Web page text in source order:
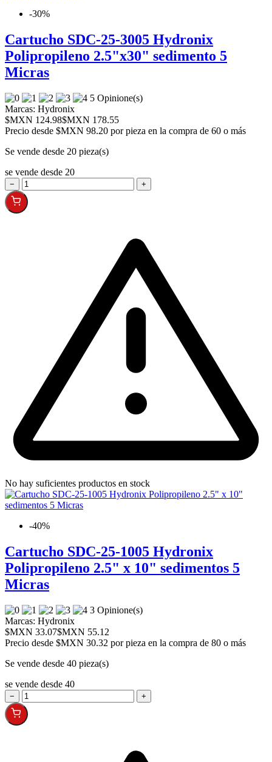
-30%
Cartucho SDC-25-3005 Hydronix
Polipropileno 2.5"x30" sedimento 5
Micras
5 Opinione(s)
Marcas: Hydronix
$MXN 124.98$MXN 178.55
Precio desde $MXN 98.20 por pieza en la compra de 60 o más
Se vende desde 20 pieza(s)
se vende desde 20
− +
No hay suficientes productos en stock
-40%
Cartucho SDC-25-1005 Hydronix
Polipropileno 2.5" x 10" sedimentos 5
Micras
3 Opinione(s)
Marcas: Hydronix
$MXN 33.07$MXN 55.12
Precio desde $MXN 30.32 por pieza en la compra de 80 o más
Se vende desde 40 pieza(s)
se vende desde 40
− +